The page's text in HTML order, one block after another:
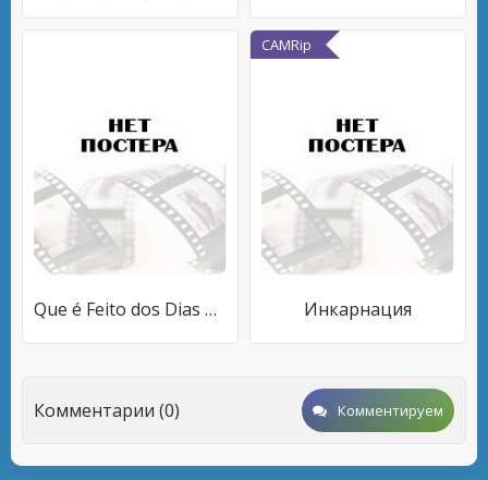
Que é Feito dos Dias na Cave
CAMRip
Инкарнация
Комментарии (0) Комментируем